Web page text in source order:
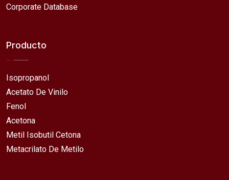
Corporate Database
Producto
Isopropanol
Acetato De Vinilo
Fenol
Acetona
Metil Isobutil Cetona
Metacrilato De Metilo